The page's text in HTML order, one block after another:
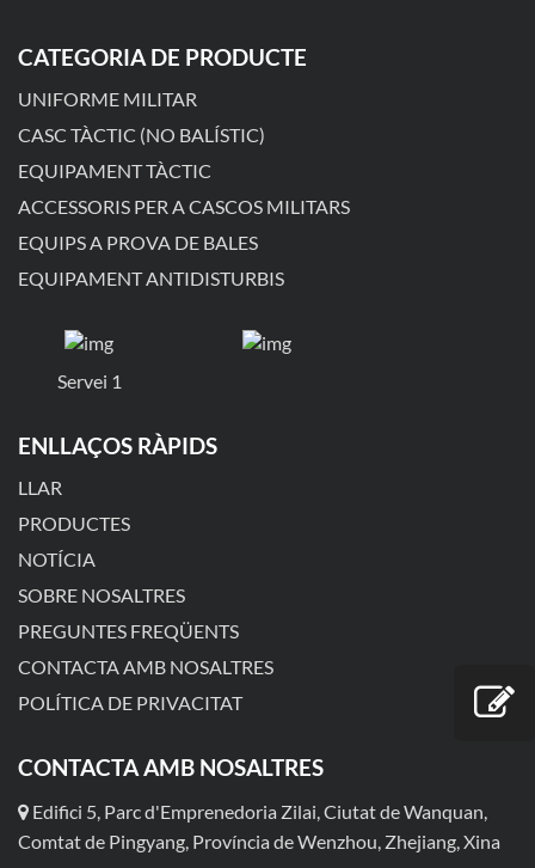
CATEGORIA DE PRODUCTE
UNIFORME MILITAR
CASC TÀCTIC (NO BALÍSTIC)
EQUIPAMENT TÀCTIC
ACCESSORIS PER A CASCOS MILITARS
EQUIPS A PROVA DE BALES
EQUIPAMENT ANTIDISTURBIS
Servei 1
ENLLAÇOS RÀPIDS
LLAR
PRODUCTES
NOTÍCIA
SOBRE NOSALTRES
PREGUNTES FREQÜENTS
CONTACTA AMB NOSALTRES
POLÍTICA DE PRIVACITAT
CONTACTA AMB NOSALTRES
Edifici 5, Parc d'Emprenedoria Zilai, Ciutat de Wanquan,
Comtat de Pingyang, Província de Wenzhou, Zhejiang, Xina